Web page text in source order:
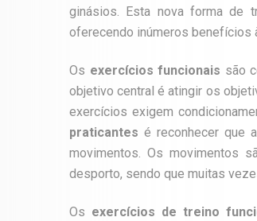
ginásios. Esta nova forma de
oferecendo inúmeros benefícios
Os exercícios funcionais são
objetivo central é atingir os
exercícios exigem
praticantes é reconhecer que
movimentos. Os movimentos
desporto, sendo que muitas
Os exercícios de treino